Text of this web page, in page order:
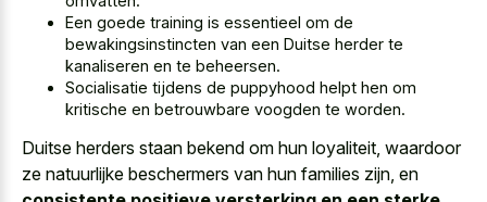
Een goede training is essentieel om de
bewakingsinstincten van een Duitse herder te
kanaliseren en te beheersen.
Socialisatie tijdens de puppyhood helpt hen om
kritische en betrouwbare voogden te worden.
Duitse herders staan bekend om hun loyaliteit, waardoor
ze natuurlijke beschermers van hun families zijn, en